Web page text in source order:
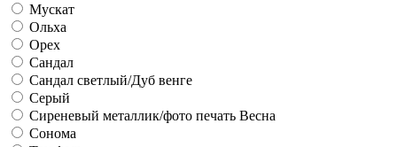
Мускат
Ольха
Орех
Сандал
Сандал светлый/Дуб венге
Серый
Сиреневый металлик/фото печать Весна
Сонома